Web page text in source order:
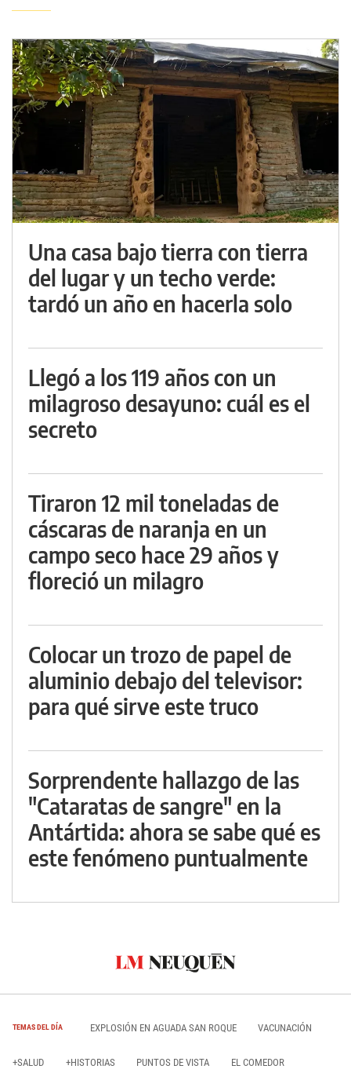
Una casa bajo tierra con tierra
del lugar y un techo verde:
tardó un año en hacerla solo
Llegó a los 119 años con un
milagroso desayuno: cuál es el
secreto
Tiraron 12 mil toneladas de
cáscaras de naranja en un
campo seco hace 29 años y
floreció un milagro
Colocar un trozo de papel de
aluminio debajo del televisor:
para qué sirve este truco
Sorprendente hallazgo de las
"Cataratas de sangre" en la
Antártida: ahora se sabe qué es
este fenómeno puntualmente
TEMAS DEL DÍA EXPLOSIÓN EN AGUADA SAN ROQUE VACUNACIÓN
+SALUD +HISTORIAS PUNTOS DE VISTA EL COMEDOR